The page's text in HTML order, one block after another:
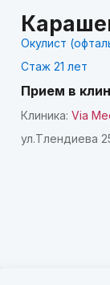
Окулист
Стаж 21 лет
Прием в
Клиника: Via
ул.Тлендиева